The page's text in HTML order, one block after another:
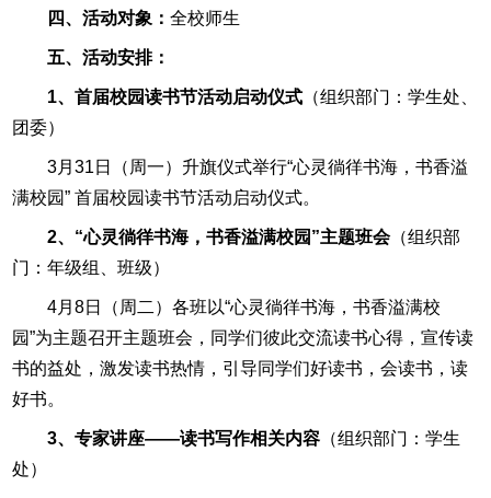
四、活动对象：全校师生
五、活动安排：
1、首届校园读书节活动启动仪式 （组织部门：学生处、
团委）
3月31日（周一）升旗仪式举行“心灵徜徉书海，书香溢
满校园” 首届校园读书节活动启动仪式。
2、“心灵徜徉书海，书香溢满校园”主题班会（组织部
门：年级组、班级）
4月8日（周二）各班以“心灵徜徉书海，书香溢满校
园”为主题召开主题班会，同学们彼此交流读书心得，宣传读
书的益处，激发读书热情，引导同学们好读书，会读书，读
好书。
3、专家讲座——读书写作相关内容 （组织部门：学生
处）